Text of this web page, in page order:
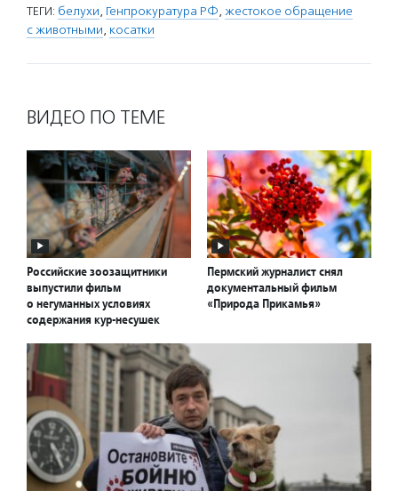
ТЕГИ: белухи, Генпрокуратура РФ, жестокое обращение
с животными, косатки
ВИДЕО ПО ТЕМЕ
Российские зоозащитники
выпустили фильм
о негуманных условиях
содержания кур-несушек
Пермский журналист снял
документальный фильм
«Природа Прикамья»